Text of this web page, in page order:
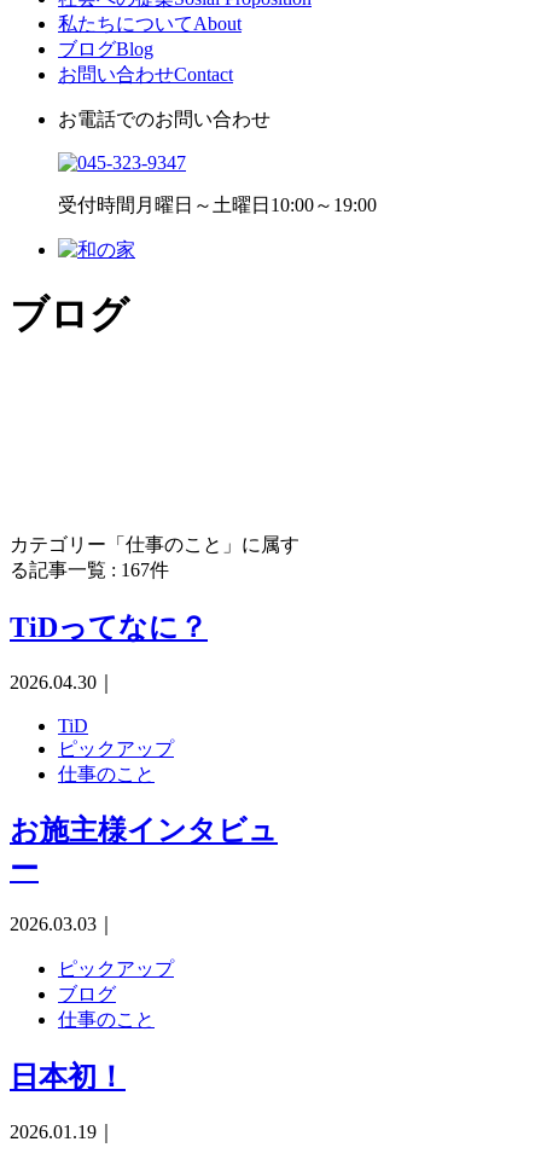
私たちについてAbout
ブログBlog
お問い合わせContact
お電話でのお問い合わせ
受付時間 月曜日～土曜日10:00～19:00
ブログ
カテゴリー 「仕事のこと」に属す
る記事一覧 : 167件
TiDってなに？
2026.04.30
TiD
ピックアップ
仕事のこと
お施主様インタビュ
ー
2026.03.03
ピックアップ
ブログ
仕事のこと
日本初！
2026.01.19